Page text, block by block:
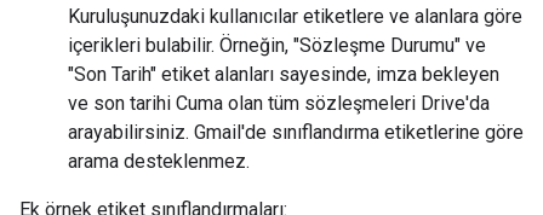
Kuruluşunuzdaki kullanıcılar etiketlere ve alanlara göre
içerikleri bulabilir. Örneğin, "Sözleşme Durumu" ve
"Son Tarih" etiket alanları sayesinde, imza bekleyen
ve son tarihi Cuma olan tüm sözleşmeleri Drive'da
arayabilirsiniz. Gmail'de sınıflandırma etiketlerine göre
arama desteklenmez.
Ek örnek etiket sınıflandırmaları: